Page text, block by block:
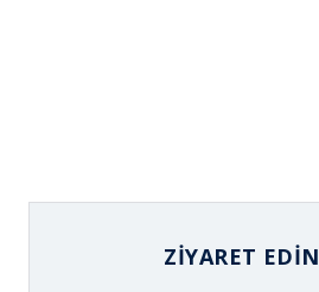
ZIYARET EDIN